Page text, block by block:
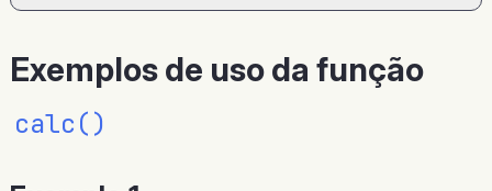
Exemplos de uso da função
calc()